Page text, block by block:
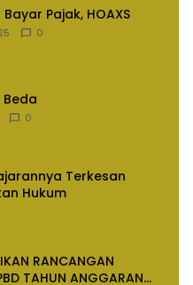
Bayar Pajak, HOAXS
0
Beda
0
Terkesan
Hukum
RANCANGAN
TAHUN ANGGARAN